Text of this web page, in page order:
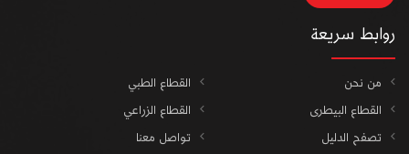
روابط سريعة
من نحن
القطاع الطبي
القطاع البيطرى
القطاع الزراعي
تصفح الدليل
تواصل معنا